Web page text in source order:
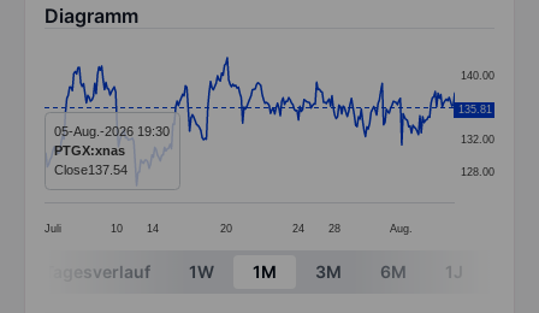
Diagramm
Line chart with 295 data points.
The chart has 1 X axis displaying categories.
The chart has 1 Y axis displaying values. Data ranges
Juli 10 14 20 24 28 Aug.
128.00
132.00
136.00
140.00
135.81
05-Aug.-2026 19:30
PTGX:xnas
Close137.54
End of interactive chart.
Tagesverlauf 1W 1M 3M 6M 1J